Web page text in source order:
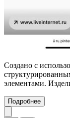
Создано с
элементами.
Подробнее